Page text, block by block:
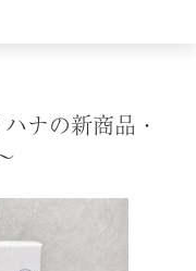
ナの新商品・